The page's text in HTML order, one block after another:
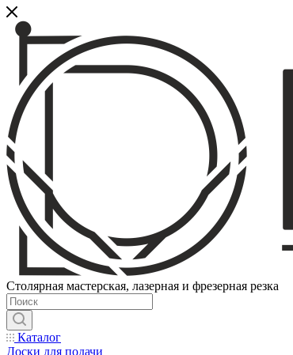
Столярная мастерская, лазерная и фрезерная резка
Каталог
Доски для подачи